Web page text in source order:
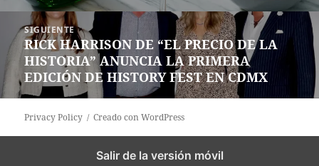
SIGUIENTE
Siguiente
entrada:
RICK HARRISON DE “EL PRECIO DE LA
HISTORIA” ANUNCIA LA PRIMERA
EDICIÓN DE HISTORY FEST EN CDMX
Privacy Policy Creado con WordPress
Salir de la versión móvil